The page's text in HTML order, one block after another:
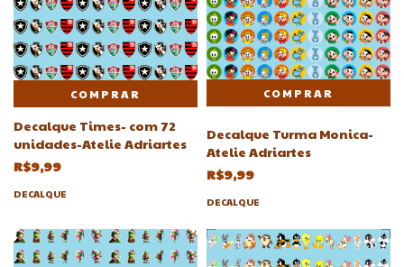
COMPRAR
Decalque Times- com 72
unidades-Atelie Adriartes
R$9,99
DECALQUE
Decalque Turma Monica-
Atelie Adriartes
R$9,99
DECALQUE